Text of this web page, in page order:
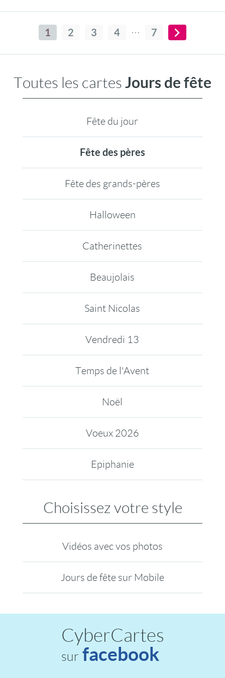
ou un Français, cette carte est faite pour lui !
1 2 3 4 7
Toutes les cartes Jours de fête
Fête du jour
Fête des pères
Fête des grands-pères
Halloween
Catherinettes
Beaujolais
Saint Nicolas
Vendredi 13
Temps de l'Avent
Noël
Voeux 2026
Epiphanie
Choisissez votre style
Vidéos avec vos photos
Jours de fête sur Mobile
CyberCartes
sur facebook